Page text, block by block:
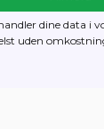
dine data i
uden